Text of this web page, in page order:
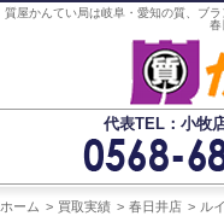
質屋かんてい局は岐阜・愛知の質、ブ
春
代表TEL：小牧
ホーム 買取実績 春日井店 ル